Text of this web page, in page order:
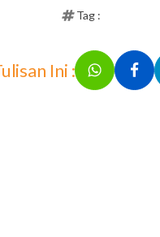
Tag :
Ini :